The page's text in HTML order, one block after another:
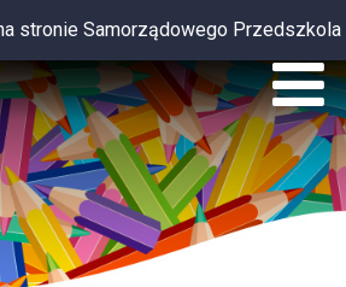
Przedszkola w Izbicy.